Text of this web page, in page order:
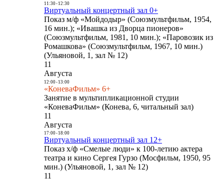
11:30- 12:30
Виртуальный концертный зал 0+
Показ м/ф «Мойдодыр» (Союзмультфильм, 1954,
16 мин.); «Ивашка из Дворца пионеров»
(Союзмультфильм, 1981, 10 мин.); «Паровозик из
Ромашкова» (Союзмультфильм, 1967, 10 мин.)
(Ульяновой, 1, зал № 12)
11
Августа
12:00- 13:00
«КоневаФильм» 6+
Занятие в мультипликационной студии
«КоневаФильм» (Конева, 6, читальный зал)
11
Августа
17:00- 18:00
Виртуальный концертный зал 12+
Показ х/ф «Смелые люди» к 100-летию актера
театра и кино Сергея Гурзо (Мосфильм, 1950, 95
мин.) (Ульяновой, 1, зал № 12)
11